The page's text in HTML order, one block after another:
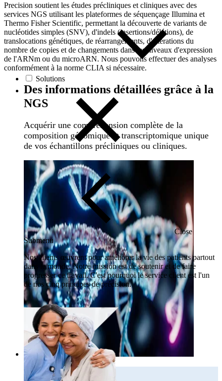
Solutions
Close
Submenu
Nos clients œuvrent pour améliorer la vie des patients partout
dans le monde. Notre mission est de soutenir et de faire
progresser ce travail. C'est pourquoi le service client est l'un
de nos cinq principes de précision.
Precision soutient les études précliniques et cliniques avec des
services NGS utilisant les plateformes de séquençage Illumina et
Thermo Fisher Scientific, permettant la découverte de variants de
nucléotides simples (SNV), d'indels (insertions/délétions), de
translocations génétiques, de réarrangements, d'altérations du
nombre de copies et de changements dans les niveaux d'expression
de l'ARNm ou du microARN. Nous pouvons effectuer des analyses
conformément à la norme CLIA si nécessaire.
Des informations détaillées grâce à la
NGS
Acquérir une compréhension complète de la
composition génomique et transcriptomique unique
de vos échantillons précliniques ou cliniques.
ADN